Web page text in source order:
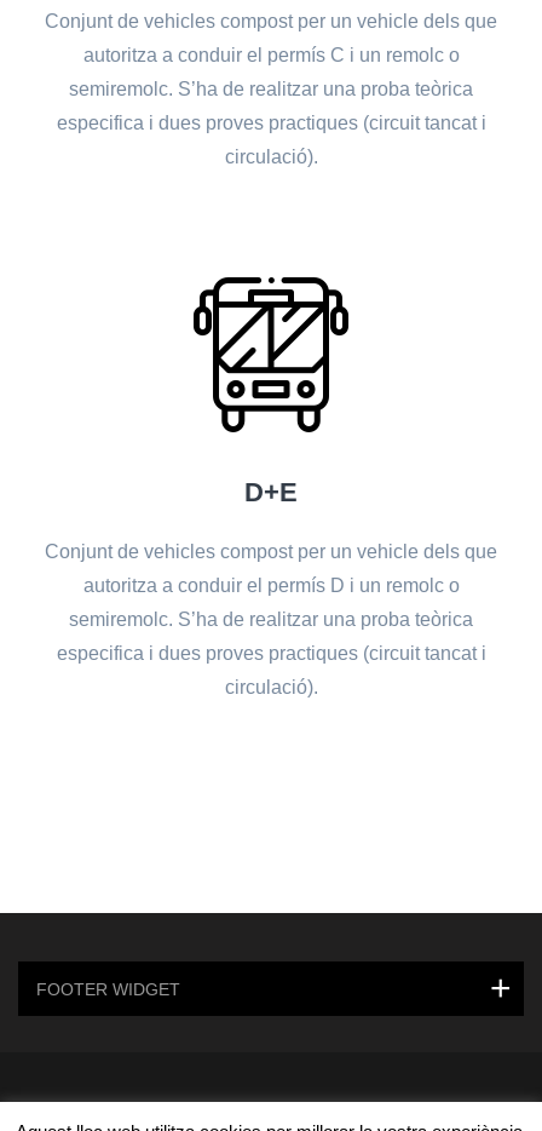
Conjunt de vehicles compost per un vehicle dels que
autoritza a conduir el permís C i un remolc o
semiremolc. S’ha de realitzar una proba teòrica
especifica i dues proves practiques (circuit tancat i
circulació).
D+E
Conjunt de vehicles compost per un vehicle dels que
autoritza a conduir el permís D i un remolc o
semiremolc. S’ha de realitzar una proba teòrica
especifica i dues proves practiques (circuit tancat i
circulació).
FOOTER WIDGET
© 2020 autoescolagarraf.cat | Diseño web en Sitges